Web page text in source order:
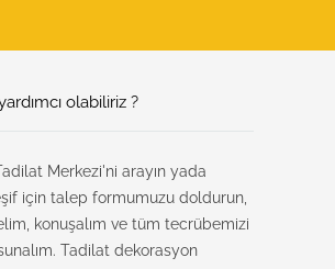
olabiliriz ?
Merkezi'ni arayın yada
için talep formumuzu doldurun,
konuşalım ve tüm tecrübemizi
Tadilat dekorasyon